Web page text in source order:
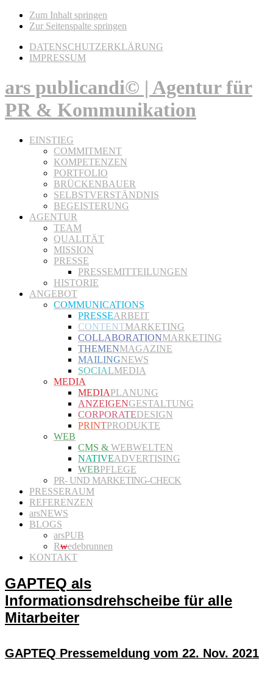
Zum Inhalt springen
Zur Seitenspalte springen
DATENSCHUTZERKLÄRUNG
IMPRESSUM
ars publicandi© | Agentur für
PR & Kommunikation
EINSTIEG
COMMITMENT
KOMPETENZEN
PORTFOLIO
BRÜCKENBAUER
SELBSTVERSTÄNDNIS
BEGEISTERUNG
AGENTUR
TEAM
QUALITÄT
MISSION
PRESSE
PRESSEMITTEILUNGEN
HISTORIE
ANGEBOT
COMMUNICATIONS
PRESSEARBEIT
CONTENTMARKETING
COLLABORATIONMARKETING
THEMENMAGAZINE
MAILINGNEWS
SOCIALMEDIA
MEDIA
MEDIAPLANUNG
ANZEIGENGESTALTUNG
CORPORATEDESIGN
PRINTPRODUKTE
WEB
CMS & WEBWELTEN
NATIVEADVERTISING
WEBPFLEGE
PR- UND MARKETING-CHECK
PRESSERAUM
REFERENZEN
arsNEWS
BLOGS
arsPUB
Rwedebrunnen
KONTAKT
GAPTEQ als
Informationsdrehscheibe für alle
Mitarbeiter
GAPTEQ Pressemeldung vom 22. Nov. 2021